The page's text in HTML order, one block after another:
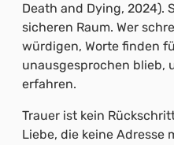
Death and Dying, 2024).
sicheren Raum. Wer
würdigen, Worte finden
unausgesprochen blieb,
erfahren.
Trauer ist kein
Liebe, die keine Adresse